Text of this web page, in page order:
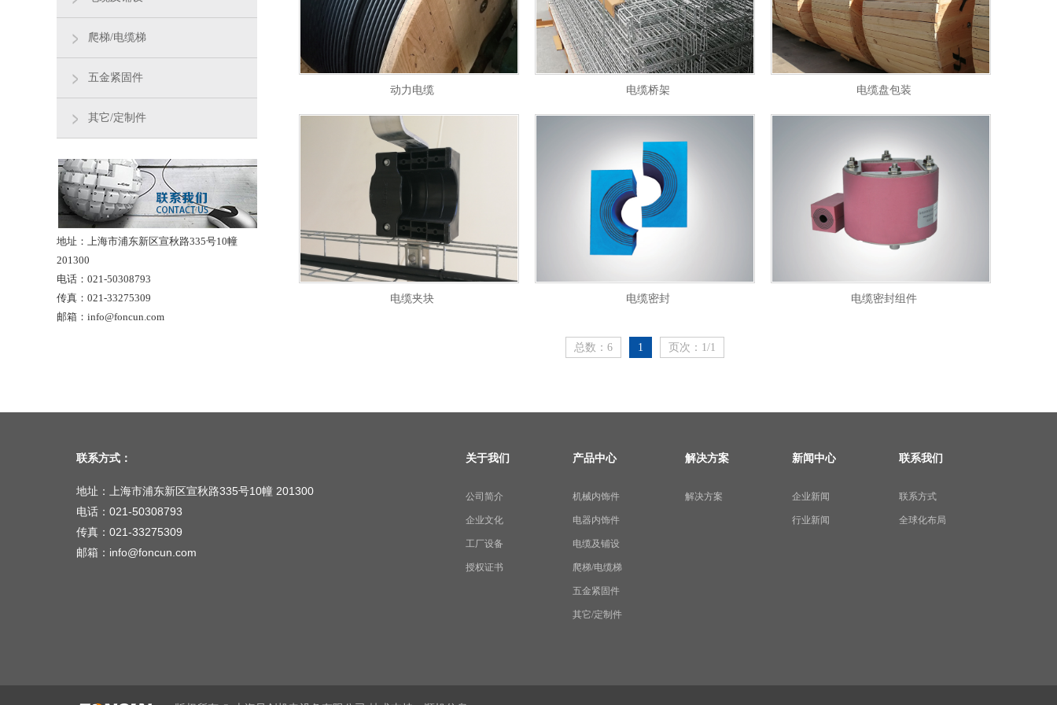
爬梯/电缆梯
五金紧固件
其它/定制件
地址：上海市浦东新区宣秋路335号10幢
201300
电话：021-50308793
传真：021-33275309
邮箱：info@foncun.com
动力电缆 电缆桥架 电缆盘包装
电缆夹块 电缆密封 电缆密封组件
总数：6 1 页次：1/1
联系方式：
地址：上海市浦东新区宣秋路335号10幢 201300
电话：021-50308793
传真：021-33275309
邮箱：info@foncun.com
关于我们
公司简介
企业文化
工厂设备
授权证书
产品中心
机械内饰件
电器内饰件
电缆及铺设
爬梯/电缆梯
五金紧固件
其它/定制件
解决方案
解决方案
新闻中心
企业新闻
行业新闻
联系我们
联系方式
全球化布局